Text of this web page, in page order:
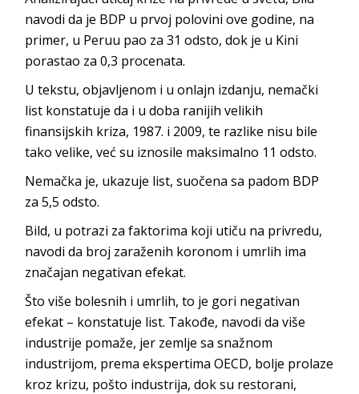
navodi da je BDP u prvoj polovini ove godine, na
primer, u Peruu pao za 31 odsto, dok je u Kini
porastao za 0,3 procenata.
U tekstu, objavljenom i u onlajn izdanju, nemački
list konstatuje da i u doba ranijih velikih
finansijskih kriza, 1987. i 2009, te razlike nisu bile
tako velike, već su iznosile maksimalno 11 odsto.
Nemačka je, ukazuje list, suočena sa padom BDP
za 5,5 odsto.
Bild, u potrazi za faktorima koji utiču na privredu,
navodi da broj zaraženih koronom i umrlih ima
značajan negativan efekat.
Što više bolesnih i umrlih, to je gori negativan
efekat – konstatuje list. Takođe, navodi da više
industrije pomaže, jer zemlje sa snažnom
industrijom, prema ekspertima OECD, bolje prolaze
kroz krizu, pošto industrija, dok su restorani,